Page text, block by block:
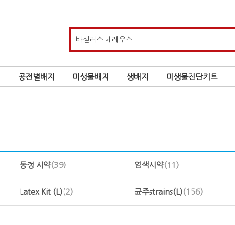
공전별배지 미생물배지 생배지 미생물진단키트
동정 시약(39) 염색시약(11)
Latex Kit (L)(2) 균주strains(L)(156)